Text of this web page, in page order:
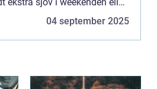
04 september 2025